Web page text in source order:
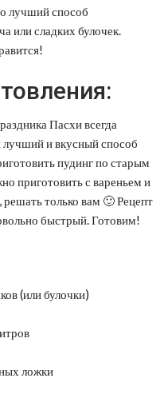
лучший способ
или сладких булочек.
Пасхи всегда
и вкусный способ
пудинг по старым
приготовить с вареньем и
только вам 🙂 Рецепт
быстрый. Готовим!
(или булочки)
ложки